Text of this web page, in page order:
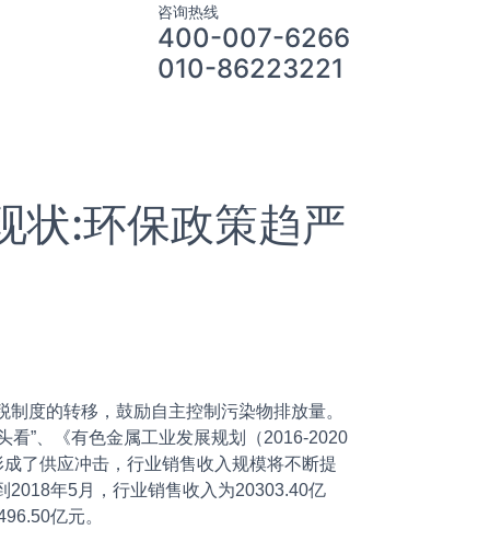
咨询热线
400-007-6266
010-86223221
状:环保政策趋严
制度的转移，鼓励自主控制污染物排放量。
看”、《有色金属工业发展规划（2016-2020
了供应冲击，行业销售收入规模将不断提
2018年5月，行业销售收入为20303.40亿
亿元。